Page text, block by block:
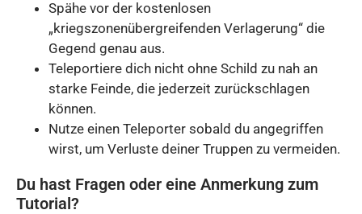
Spähe vor der kostenlosen
„kriegszonenübergreifenden Verlagerung“ die
Gegend genau aus.
Teleportiere dich nicht ohne Schild zu nah an
starke Feinde, die jederzeit zurückschlagen
können.
Nutze einen Teleporter sobald du angegriffen
wirst, um Verluste deiner Truppen zu vermeiden.
Du hast Fragen oder eine Anmerkung zum
Tutorial?